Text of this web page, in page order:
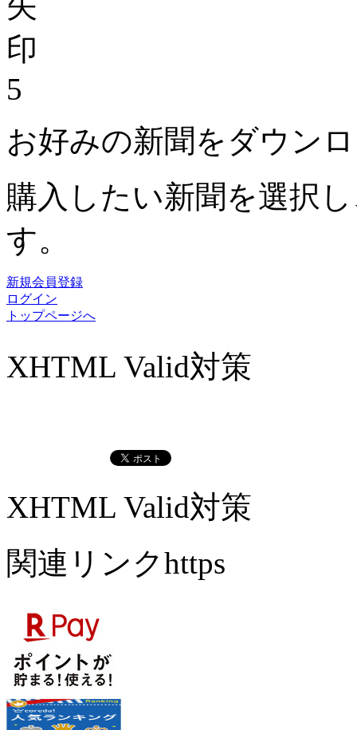
5
お好みの新聞をダウン
購入したい新聞を選択
す。
新規会員登録
ログイン
トップページへ
XHTML Valid対策
XHTML Valid対策
関連リンクhttps